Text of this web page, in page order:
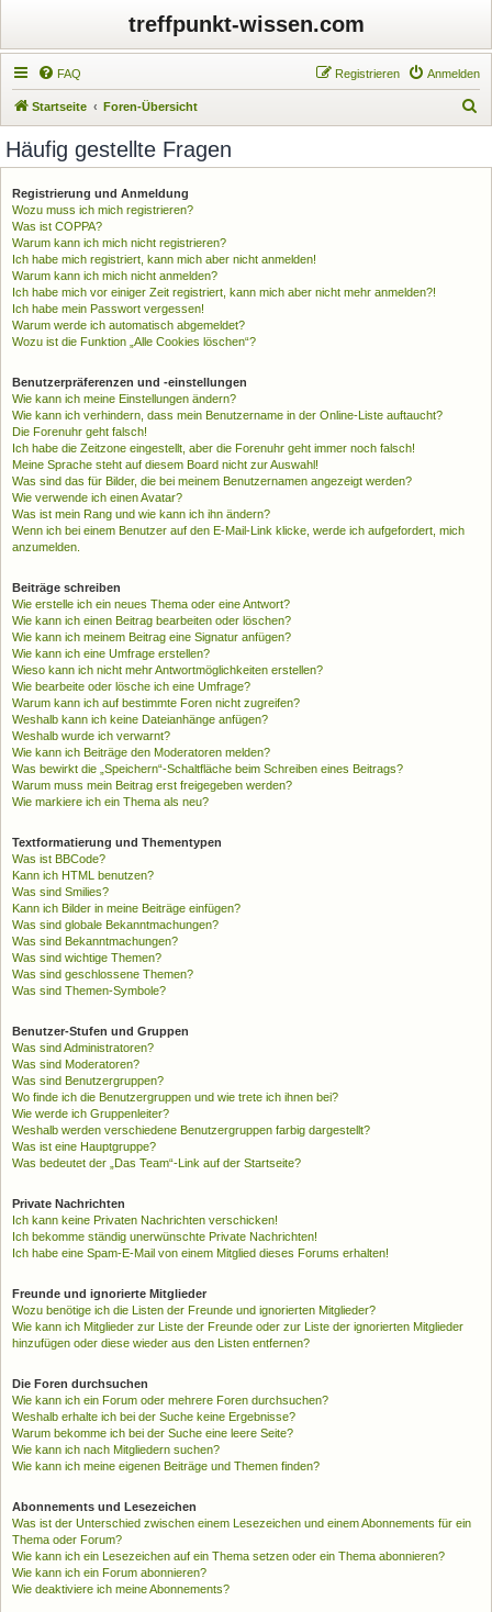
treffpunkt-wissen.com
FAQ Anmelden
Registrieren
Startseite Foren-Übersicht
Häufig gestellte Fragen
Registrierung und Anmeldung
Wozu muss ich mich registrieren?
Was ist COPPA?
Warum kann ich mich nicht registrieren?
Ich habe mich registriert, kann mich aber nicht anmelden!
Warum kann ich mich nicht anmelden?
Ich habe mich vor einiger Zeit registriert, kann mich aber nicht mehr anmelden?!
Ich habe mein Passwort vergessen!
Warum werde ich automatisch abgemeldet?
Wozu ist die Funktion „Alle Cookies löschen“?
Benutzerpräferenzen und -einstellungen
Wie kann ich meine Einstellungen ändern?
Wie kann ich verhindern, dass mein Benutzername in der Online-Liste auftaucht?
Die Forenuhr geht falsch!
Ich habe die Zeitzone eingestellt, aber die Forenuhr geht immer noch falsch!
Meine Sprache steht auf diesem Board nicht zur Auswahl!
Was sind das für Bilder, die bei meinem Benutzernamen angezeigt werden?
Wie verwende ich einen Avatar?
Was ist mein Rang und wie kann ich ihn ändern?
Wenn ich bei einem Benutzer auf den E-Mail-Link klicke, werde ich aufgefordert, mich
anzumelden.
Beiträge schreiben
Wie erstelle ich ein neues Thema oder eine Antwort?
Wie kann ich einen Beitrag bearbeiten oder löschen?
Wie kann ich meinem Beitrag eine Signatur anfügen?
Wie kann ich eine Umfrage erstellen?
Wieso kann ich nicht mehr Antwortmöglichkeiten erstellen?
Wie bearbeite oder lösche ich eine Umfrage?
Warum kann ich auf bestimmte Foren nicht zugreifen?
Weshalb kann ich keine Dateianhänge anfügen?
Weshalb wurde ich verwarnt?
Wie kann ich Beiträge den Moderatoren melden?
Was bewirkt die „Speichern“-Schaltfläche beim Schreiben eines Beitrags?
Warum muss mein Beitrag erst freigegeben werden?
Wie markiere ich ein Thema als neu?
Textformatierung und Thementypen
Was ist BBCode?
Kann ich HTML benutzen?
Was sind Smilies?
Kann ich Bilder in meine Beiträge einfügen?
Was sind globale Bekanntmachungen?
Was sind Bekanntmachungen?
Was sind wichtige Themen?
Was sind geschlossene Themen?
Was sind Themen-Symbole?
Benutzer-Stufen und Gruppen
Was sind Administratoren?
Was sind Moderatoren?
Was sind Benutzergruppen?
Wo finde ich die Benutzergruppen und wie trete ich ihnen bei?
Wie werde ich Gruppenleiter?
Weshalb werden verschiedene Benutzergruppen farbig dargestellt?
Was ist eine Hauptgruppe?
Was bedeutet der „Das Team“-Link auf der Startseite?
Private Nachrichten
Ich kann keine Privaten Nachrichten verschicken!
Ich bekomme ständig unerwünschte Private Nachrichten!
Ich habe eine Spam-E-Mail von einem Mitglied dieses Forums erhalten!
Freunde und ignorierte Mitglieder
Wozu benötige ich die Listen der Freunde und ignorierten Mitglieder?
Wie kann ich Mitglieder zur Liste der Freunde oder zur Liste der ignorierten Mitglieder
hinzufügen oder diese wieder aus den Listen entfernen?
Die Foren durchsuchen
Wie kann ich ein Forum oder mehrere Foren durchsuchen?
Weshalb erhalte ich bei der Suche keine Ergebnisse?
Warum bekomme ich bei der Suche eine leere Seite?
Wie kann ich nach Mitgliedern suchen?
Wie kann ich meine eigenen Beiträge und Themen finden?
Abonnements und Lesezeichen
Was ist der Unterschied zwischen einem Lesezeichen und einem Abonnements für ein
Thema oder Forum?
Wie kann ich ein Lesezeichen auf ein Thema setzen oder ein Thema abonnieren?
Wie kann ich ein Forum abonnieren?
Wie deaktiviere ich meine Abonnements?